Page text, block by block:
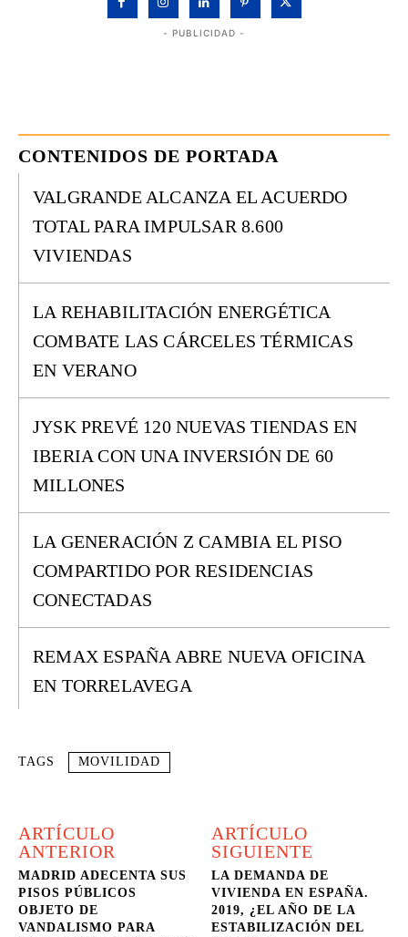
- PUBLICIDAD -
CONTENIDOS DE PORTADA
VALGRANDE ALCANZA EL ACUERDO
TOTAL PARA IMPULSAR 8.600
VIVIENDAS
LA REHABILITACIÓN ENERGÉTICA
COMBATE LAS CÁRCELES TÉRMICAS
EN VERANO
JYSK PREVÉ 120 NUEVAS TIENDAS EN
IBERIA CON UNA INVERSIÓN DE 60
MILLONES
LA GENERACIÓN Z CAMBIA EL PISO
COMPARTIDO POR RESIDENCIAS
CONECTADAS
REMAX ESPAÑA ABRE NUEVA OFICINA
EN TORRELAVEGA
TAGS MOVILIDAD
ARTÍCULO
ANTERIOR
MADRID ADECENTA SUS
PISOS PÚBLICOS
OBJETO DE
VANDALISMO PARA
ARTÍCULO
SIGUIENTE
LA DEMANDA DE
VIVIENDA EN ESPAÑA.
2019, ¿EL AÑO DE LA
ESTABILIZACIÓN DEL